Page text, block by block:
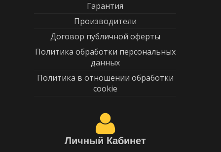
Гарантия
Производители
Договор публичной оферты
Политика обработки персональных
данных
Политика в отношении обработки
cookie
Личный Кабинет